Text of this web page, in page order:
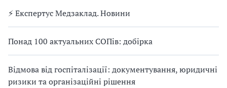
⚡️ Експертус Медзаклад. Новини
Понад 100 актуальних СОПів: добірка
Відмова від госпіталізації: документування, юридичні
ризики та організаційні рішення